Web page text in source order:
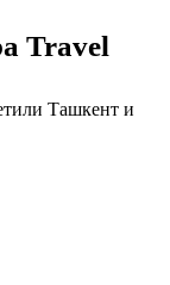
Travel